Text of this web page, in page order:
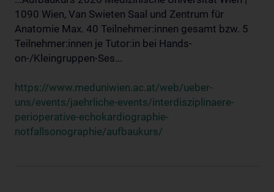
1090 Wien, Van Swieten Saal und Zentrum für
Anatomie Max. 40 Teilnehmer:innen gesamt bzw. 5
Teilnehmer:innen je Tutor:in bei Hands-
on-/Kleingruppen-Ses...
https://www.meduniwien.ac.at/web/ueber-
uns/events/jaehrliche-events/interdisziplinaere-
perioperative-echokardiographie-
notfallsonographie/aufbaukurs/